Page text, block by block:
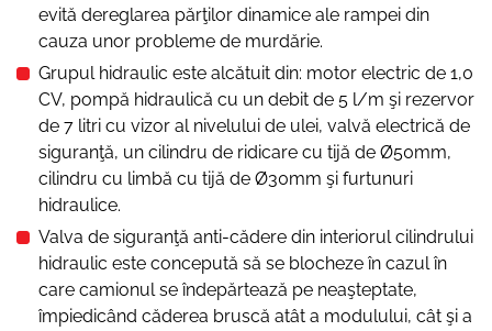
evită dereglarea părţilor dinamice ale rampei din
cauza unor probleme de murdărie.
Grupul hidraulic este alcătuit din: motor electric de 1,0
CV, pompă hidraulică cu un debit de 5 l/m şi rezervor
de 7 litri cu vizor al nivelului de ulei, valvă electrică de
siguranţă, un cilindru de ridicare cu tijă de Ø50mm,
cilindru cu limbă cu tijă de Ø30mm şi furtunuri
hidraulice.
Valva de siguranţă anti-cădere din interiorul cilindrului
hidraulic este concepută să se blocheze în cazul în
care camionul se îndepărtează pe neaşteptate,
împiedicând căderea bruscă atât a modulului, cât şi a